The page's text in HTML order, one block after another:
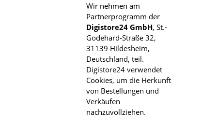
Wir nehmen am
Partnerprogramm der
Digistore24 GmbH, St.-
Godehard-Straße 32,
31139 Hildesheim,
Deutschland, teil.
Digistore24 verwendet
Cookies, um die Herkunft
von Bestellungen und
Verkäufen
nachzuvollziehen.